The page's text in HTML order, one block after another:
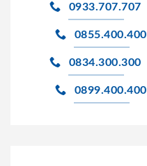
0933.707.707
0855.400.400
0834.300.300
0899.400.400